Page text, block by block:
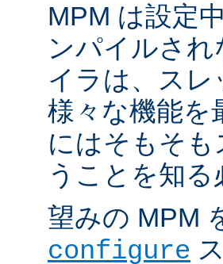
MPM は設定
ンパイルさ
イラは、ス
様々な機能を
にはそもそ
うことを知
望みの MPM
configure